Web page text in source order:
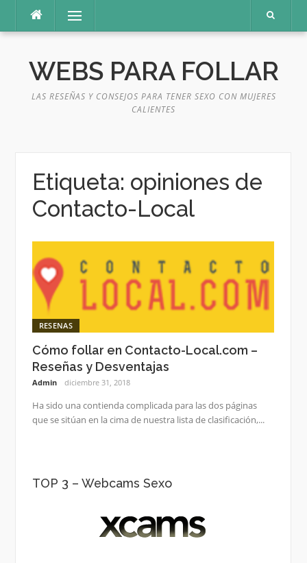
contenido
Menú
WEBS PARA FOLLAR
LAS RESEÑAS Y CONSEJOS PARA TENER SEXO CON MUJERES
CALIENTES
Etiqueta: opiniones de
Contacto-Local
RESENAS
Cómo follar en Contacto-Local.com –
Reseñas y Desventajas
Admin diciembre 31, 2018
Ha sido una contienda complicada para las dos páginas
que se sitúan en la cima de nuestra lista de clasificación,...
TOP 3 – Webcams Sexo